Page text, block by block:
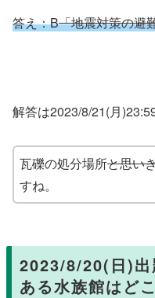
答え：B「地震対策の避
解答は2023/8/21(月
瓦礫の処分場所と思い
すね。
2023/8/20(日)
ある水族館はど